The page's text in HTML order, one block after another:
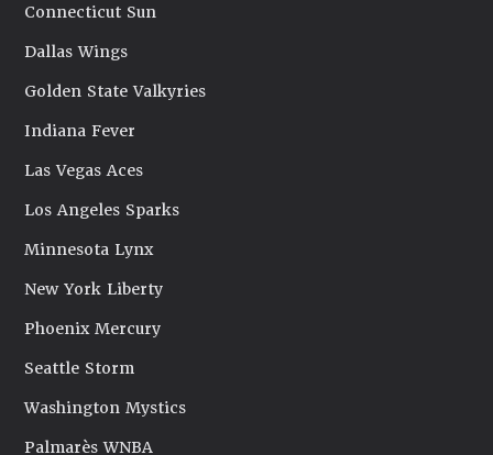
Connecticut Sun
Dallas Wings
Golden State Valkyries
Indiana Fever
Las Vegas Aces
Los Angeles Sparks
Minnesota Lynx
New York Liberty
Phoenix Mercury
Seattle Storm
Washington Mystics
Palmarès WNBA